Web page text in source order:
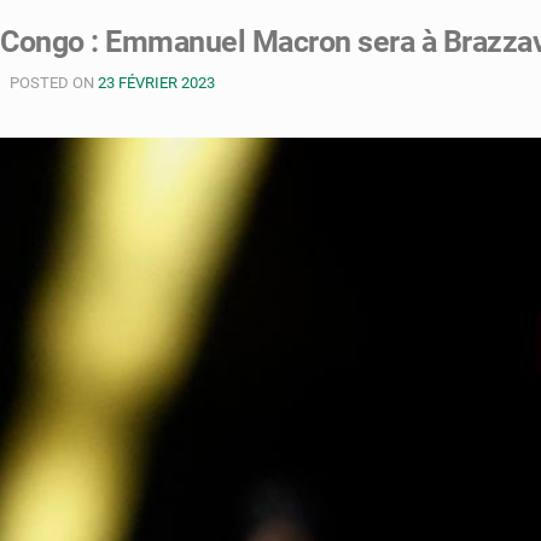
Congo : Emmanuel Macron sera à
POSTED ON 23 FÉVRIER 2023